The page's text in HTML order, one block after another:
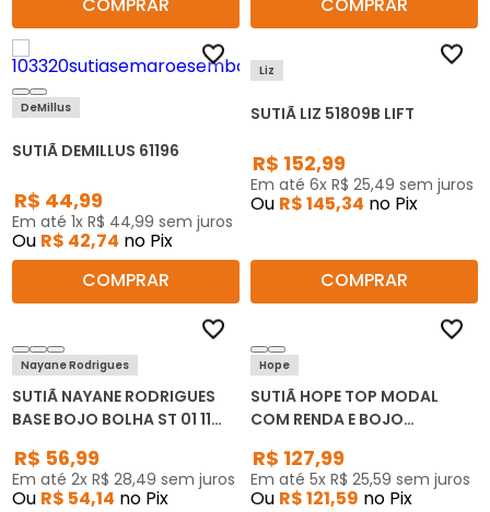
COMPRAR
COMPRAR
DeMillus
SUTIÃ DEMILLUS 61196
R$ 44,99
Em até 1x R$ 44,99 sem juros
Ou R$ 42,74 no Pix
COMPRAR
Liz
SUTIÃ LIZ 51809B LIFT
R$ 152,99
Em até 6x R$ 25,49 sem juros
Ou R$145,34 no Pix
COMPRAR
Nayane Rodrigues
SUTIÃ NAYANE RODRIGUES
BASE BOJO BOLHA ST 01 11
R$ 56,99
Em até 2x R$ 28,49 sem juros
Ou R$ 54,14 no Pix
Hope
SUTIÃ HOPE TOP MODAL
COM RENDA E BOJO
R$ 127,99
Em até 5x R$ 25,59 sem juros
Ou R$121,59 no Pix